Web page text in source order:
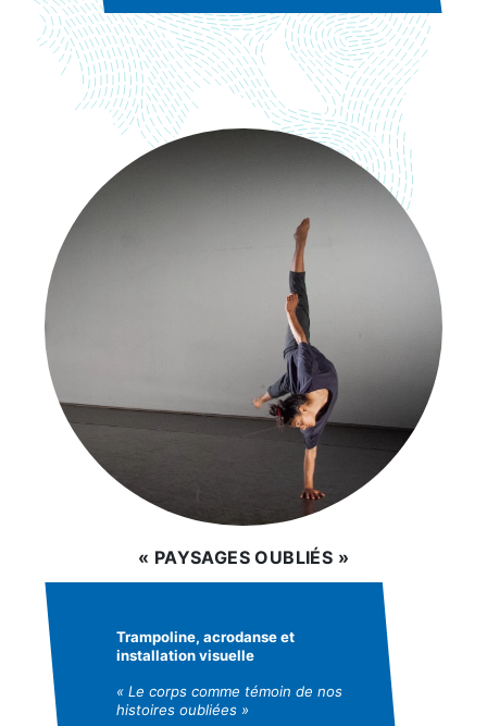
Trampoline, acrodanse et
installation visuelle
« Le corps comme témoin de nos
histoires oubliées »
« PAYSAGES OUBLIÉS »